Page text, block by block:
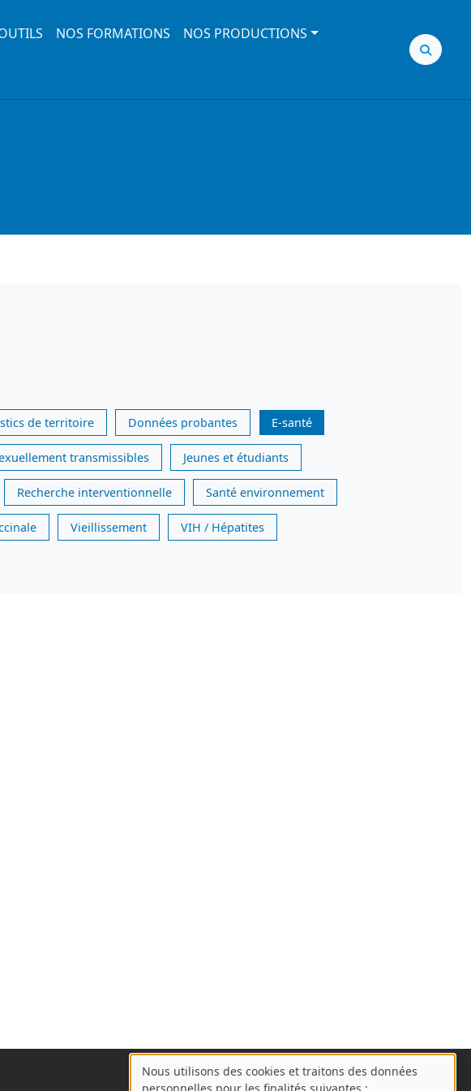
NOS FORMATIONS
NOS PRODUCTIONS
de territoire Données probantes E-santé
transmissibles Jeunes et étudiants
Recherche interventionnelle Santé environnement
Vieillissement VIH / Hépatites
A
Nous utilisons des cookies et traitons des données